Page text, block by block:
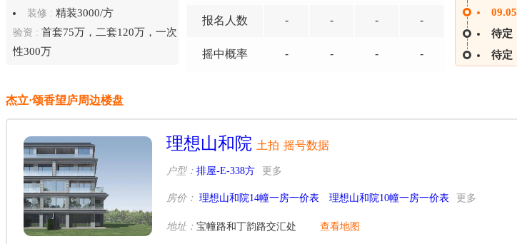
装修 : 精装3000/方
验资 : 首套75万，二套120万，一次
性300万
报名 人数 - - - -
摇中概率 - - - -
09.05
待定
待定
杰立·颂香望庐周边楼盘
理想山和院 土拍 摇号数据
户型： 排屋-E-338方 更多
房价： 理想山和院14幢一房一价表 理想山和院10幢一房一价表 更多
地址： 宝幢路和丁韵路交汇处 查看地图